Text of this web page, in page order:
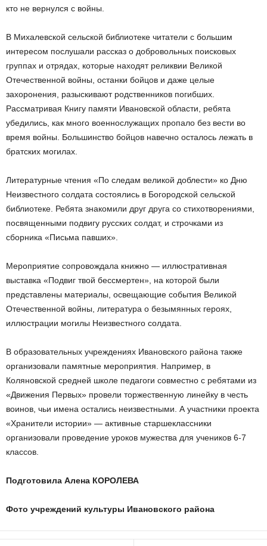
кто не вернулся с войны.
В Михалевской сельской библиотеке читатели с большим
интересом послушали рассказ о добровольных поисковых
группах и отрядах, которые находят реликвии Великой
Отечественной войны, останки бойцов и даже целые
захоронения, разыскивают родственников погибших.
Рассматривая Книгу памяти Ивановской области, ребята
убедились, как много военнослужащих пропало без вести во
время войны. Большинство бойцов навечно осталось лежать в
братских могилах.
Литературные чтения «По следам великой доблести» ко Дню
Неизвестного солдата состоялись в Богородской сельской
библиотеке. Ребята знакомили друг друга со стихотворениями,
посвященными подвигу русских солдат, и строчками из
сборника «Письма павших».
Мероприятие сопровождала книжно — иллюстративная
выставка «Подвиг твой бессмертен», на которой были
представлены материалы, освещающие события Великой
Отечественной войны, литература о безымянных героях,
иллюстрации могилы Неизвестного солдата.
В образовательных учреждениях Ивановского района также
организовали памятные мероприятия. Например, в
Коляновской средней школе педагоги совместно с ребятами из
«Движения Первых» провели торжественную линейку в честь
воинов, чьи имена остались неизвестными. А участники проекта
«Хранители истории» — активные старшеклассники
организовали проведение уроков мужества для учеников 6-7
классов.
Подготовила Алена КОРОЛЕВА
Фото учреждений культуры Ивановского района